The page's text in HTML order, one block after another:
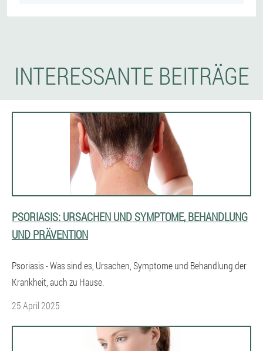
INTERESSANTE BEITRÄGE
PSORIASIS: URSACHEN UND SYMPTOME, BEHANDLUNG
UND PRÄVENTION
Psoriasis - Was sind es, Ursachen, Symptome und Behandlung der
Krankheit, auch zu Hause.
25 April 2025